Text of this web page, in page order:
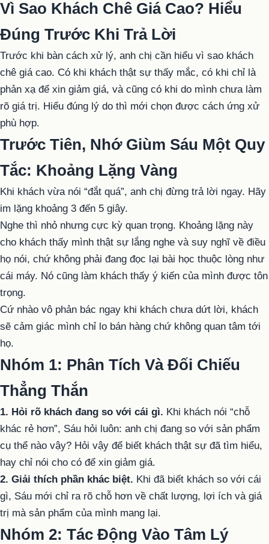
Vì Sao Khách Chê Giá Cao? Hiểu
Đúng Trước Khi Trả Lời
Trước khi bàn cách xử lý, anh chị cần hiểu vì sao khách
chê giá cao. Có khi khách thật sự thấy mắc, có khi chỉ là
phản xạ để xin giảm giá, và cũng có khi do mình chưa làm
rõ giá trị. Hiểu đúng lý do thì mới chọn được cách ứng xử
phù hợp.
Trước Tiên, Nhớ Giùm Sáu Một Quy
Tắc: Khoảng Lặng Vàng
Khi khách vừa nói “đắt quá”, anh chị đừng trả lời ngay. Hãy
im lặng khoảng 3 đến 5 giây.
Nghe thì nhỏ nhưng cực kỳ quan trọng. Khoảng lặng này
cho khách thấy mình thật sự lắng nghe và suy nghĩ về điều
họ nói, chứ không phải đang đọc lại bài học thuộc lòng như
cái máy. Nó cũng làm khách thấy ý kiến của mình được tôn
trọng.
Cứ nhào vô phản bác ngay khi khách chưa dứt lời, khách
sẽ cảm giác mình chỉ lo bán hàng chứ không quan tâm tới
họ.
Nhóm 1: Phân Tích Và Đối Chiếu
Thẳng Thắn
1. Hỏi rõ khách đang so với cái gì. Khi khách nói “chỗ
khác rẻ hơn”, Sáu hỏi luôn: anh chị đang so với sản phẩm
cụ thể nào vậy? Hỏi vậy để biết khách thật sự đã tìm hiểu,
hay chỉ nói cho có để xin giảm giá.
2. Giải thích phần khác biệt. Khi đã biết khách so với cái
gì, Sáu mới chỉ ra rõ chỗ hơn về chất lượng, lợi ích và giá
trị mà sản phẩm của mình mang lại.
Nhóm 2: Tác Động Vào Tâm Lý